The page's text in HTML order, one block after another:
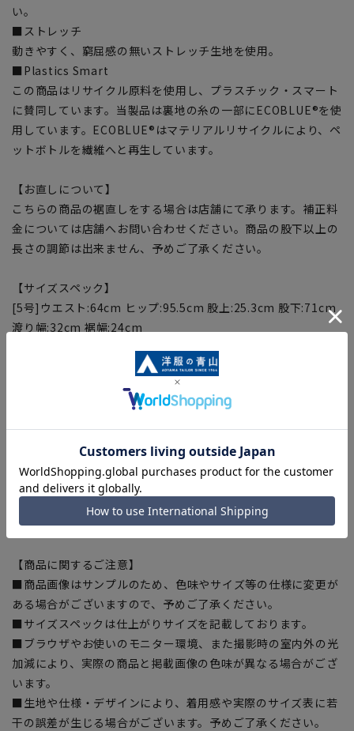
い。
■ストレッチ
動きやすく、窮屈感の無いストレッチ生地を使用。
■Plastics Smart
この商品はリサイクル原料を使用し、プラスチック・スマート
に賛同しています。当製品は裏地の糸の一部にECOBLUE®を使
用しています。ECOBLUE®はマテリアルリサイクルにより、ペ
ットボトルを繊維へと再生しています。
【お直しについて】
こちらの商品の裾直しをする場合は店舗にて承ります。補正料
金については店舗へお問い合わせください。商品の股下以上の
長さの調節は出来ません、予めご了承ください。
【サイズスペック】
[5号]ウエスト:64cm ヒップ:95.5cm 股上:25.3cm 股下:71cm
渡り幅:32cm 裾幅:24cm
渡り幅:33cm 裾幅:24.5cm
[9号]ウエスト:70cm ヒップ:101.5cm 股上:26.3cm 股
下:73cm 渡り幅:33.8cm 裾幅:25cm
[11号]ウエスト:73cm ヒップ:104.5cm 股上:26.8cm 股
下:73cm 渡り幅:34.8cm 裾幅:25.5cm
[13号]ウエスト:76cm ヒップ:107.5cm 股上:27.3cm 股
下:75cm 渡り幅:35.7cm 裾幅:26cm
[15号]ウエスト:79cm ヒップ:110.5cm 股上:27.8cm 股
下:75cm 渡り幅:36.5cm 裾幅:26.5cm
【商品に関するご注意】
■商品画像はサンプルのため、色味やサイズ等の仕様に変更が
ある場合がございますので、予めご了承ください。
■サイズスペックは仕上がりサイズを記載しております。
■ブラウザやお使いのモニター環境、また撮影時の室内外の光
加減により、実際の商品と掲載画像の色味が異なる場合がござ
います。
■生地や仕様・デザインにより、着用感や実際のサイズ表に若
干の誤差が生じる場合がございます。予めご了承ください。